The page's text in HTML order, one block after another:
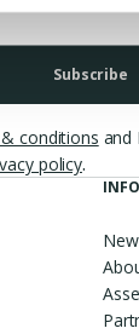
Subscribe
conditions and
policy.